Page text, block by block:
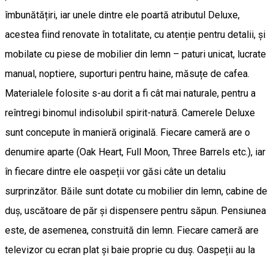
îmbunătățiri, iar unele dintre ele poartă atributul Deluxe,
acestea fiind renovate în totalitate, cu atenție pentru detalii, și
mobilate cu piese de mobilier din lemn – paturi unicat, lucrate
manual, noptiere, suporturi pentru haine, măsuțe de cafea.
Materialele folosite s-au dorit a fi cât mai naturale, pentru a
reîntregi binomul indisolubil spirit-natură. Camerele Deluxe
sunt concepute în manieră originală. Fiecare cameră are o
denumire aparte (Oak Heart, Full Moon, Three Barrels etc.), iar
în fiecare dintre ele oaspeții vor găsi câte un detaliu
surprinzător. Băile sunt dotate cu mobilier din lemn, cabine de
duș, uscătoare de păr și dispensere pentru săpun. Pensiunea
este, de asemenea, construită din lemn. Fiecare cameră are
televizor cu ecran plat și baie proprie cu duș. Oaspeții au la